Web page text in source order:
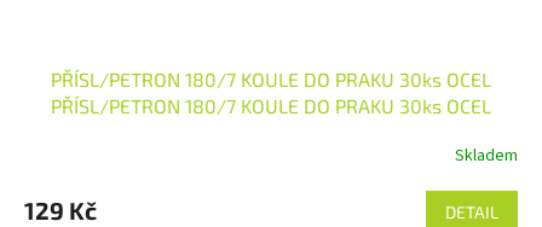
PŘÍSL/PETRON 180/7 KOULE DO PRAKU 30ks OCEL
PŘÍSL/PETRON 180/7 KOULE DO PRAKU 30ks OCEL
Skladem
129 Kč DETAIL